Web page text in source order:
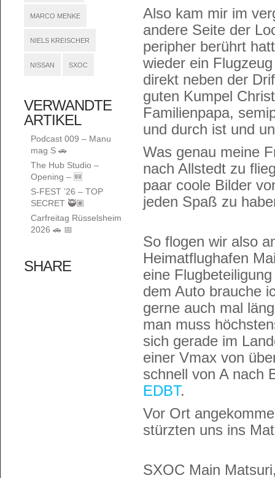
MARCO MENKE
NIELS KREISCHER
NISSAN SXOC
VERWANDTE
ARTIKEL
Podcast 009 – Manu
mag S 🚗
The Hub Studio –
Opening – 🆕
S-FEST ’26 – TOP
SECRET 🥷🏽
Carfreitag Rüsselsheim
2026 🚗 📅
SHARE
Also kam mir im
andere Seite der
peripher berührt
wieder ein
direkt neben der
guten Kumpel
Familienpapa,
und durch ist und
Was genau meine
nach Allstedt zu
paar coole Bilder
jeden Spaß zu
So flogen wir also
Heimatflughafen
eine
dem Auto brauche
gerne auch mal
man muss
sich gerade im
einer Vmax von
schnell von A nach
EDBT.
Vor Ort
stürzten uns ins
SXOC Main